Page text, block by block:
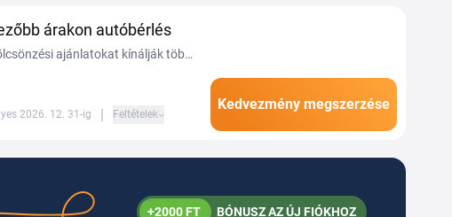
árakon autóbérlés
ajánlatokat kínálják több
2026. 12. 31-ig | Feltételek
Kedvezmény megszerzése
+2000 FT BÓNUSZ AZ ÚJ FIÓKHOZ